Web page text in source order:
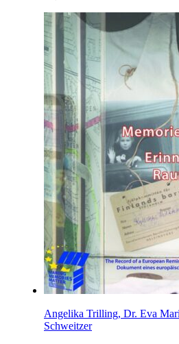
Angelika Trilling, Dr. Eva
Schweitzer